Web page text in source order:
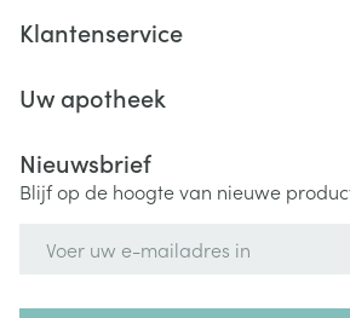
Klantenservice
Uw apotheek
Nieuwsbrief
Blijf op de hoogte van nieuwe